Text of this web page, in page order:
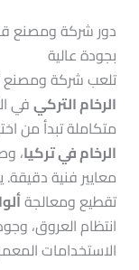
دور شركة ومصنع
بجودة عالية
تلعب شركة ومصنع
الرخام التركيفي
متكاملة تبدأ من
الرخام في تركيا،
معايير فنية
تقطيع ومعالجة
انتظام العروق،
الاستخدامات